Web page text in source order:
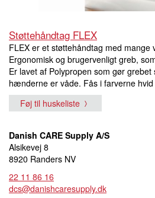
Støttehåndtag FLEX
FLEX er et støttehåndtag med mange
Ergonomisk og brugervenligt greb,
Er lavet af Polypropen som gør grebet
hænderne er våde. Fås i farverne hvid
Føj til huskeliste
Danish CARE Supply A/S
Alsikevej 8
8920 Randers NV
22 11 86 16
dcs@danishcaresupply.dk